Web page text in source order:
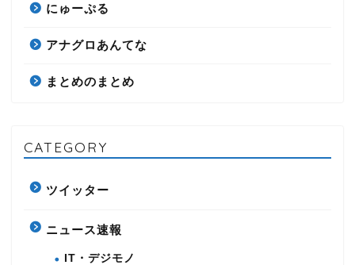
にゅーぷる
アナグロあんてな
まとめのまとめ
CATEGORY
ツイッター
ニュース速報
IT・デジモノ